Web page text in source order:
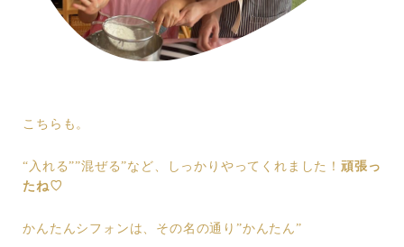
こちらも。
“入れる””混ぜる”など、しっかりやってくれました！ 頑張っ
たね♡
かんたんシフォンは、その名の通り”かんたん”